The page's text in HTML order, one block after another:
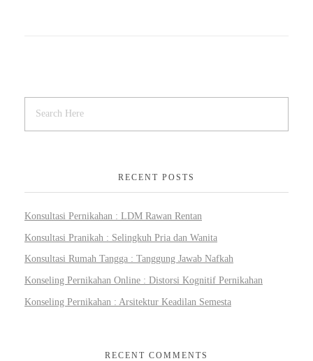
RECENT POSTS
Konsultasi Pernikahan : LDM Rawan Rentan
Konsultasi Pranikah : Selingkuh Pria dan Wanita
Konsultasi Rumah Tangga : Tanggung Jawab Nafkah
Konseling Pernikahan Online : Distorsi Kognitif Pernikahan
Konseling Pernikahan : Arsitektur Keadilan Semesta
RECENT COMMENTS